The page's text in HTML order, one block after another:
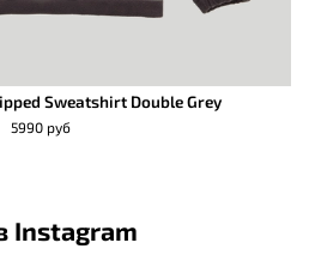
Sweatshirt Double Grey
5990 руб
Instagram